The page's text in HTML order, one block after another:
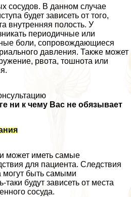
сосудов. В данном случае
будет зависеть от того,
внутренняя полость. У
периодичные или
боли, сопровождающиеся
давления. Также может
рвота, тошнота или
ни к чему Вас не обязывает
может иметь самые
для пациента. Следствия
могут быть самыми
будут зависеть от места
сосуда.